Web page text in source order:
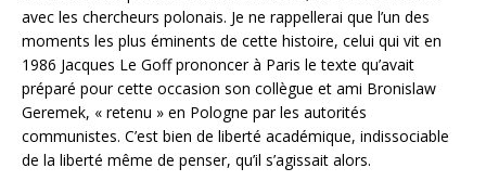
avec les chercheurs polonais. Je ne rappellerai que l’un des
moments les plus éminents de cette histoire, celui qui vit en
1986 Jacques Le Goff prononcer à Paris le texte qu’avait
préparé pour cette occasion son collègue et ami Bronislaw
Geremek, « retenu » en Pologne par les autorités
communistes. C’est bien de liberté académique, indissociable
de la liberté même de penser, qu’il s’agissait alors.